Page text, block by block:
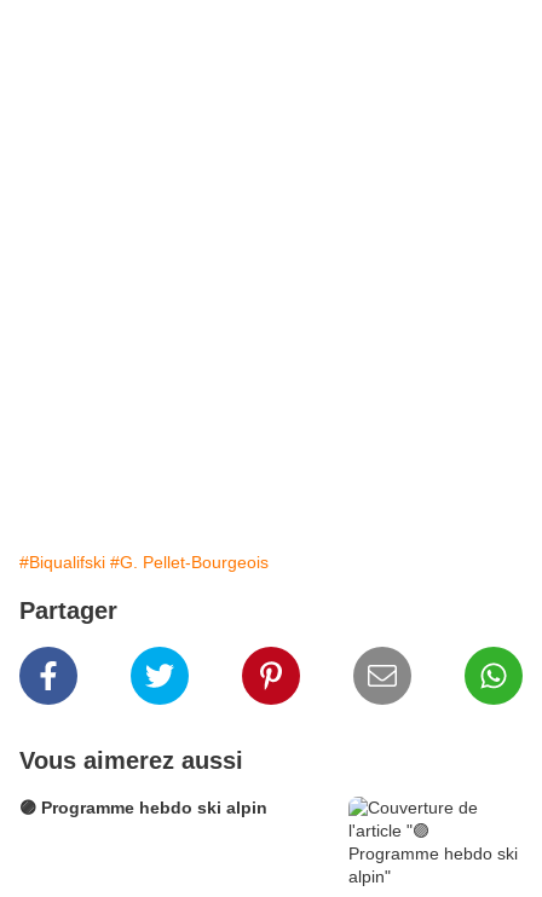
#Biqualifski #G. Pellet-Bourgeois
Partager
Vous aimerez aussi
🟣 Programme hebdo ski alpin